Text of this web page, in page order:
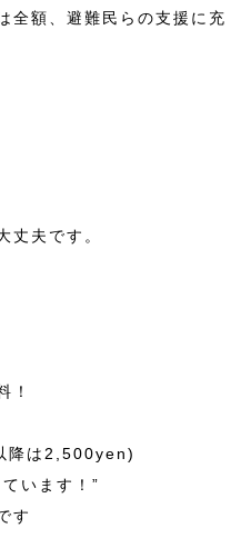
全額、避難民らの支援に充
丈夫です。
！
降は2,500yen)
います！”
す